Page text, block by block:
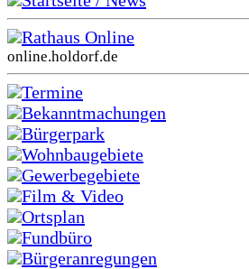
Rathaus Online
online.holdorf.de
Termine
Bekanntmachungen
Bürgerpark
Wohnbaugebiete
Gewerbegebiete
Film & Video
Ortsplan
Fundbüro
Bürgeranregungen